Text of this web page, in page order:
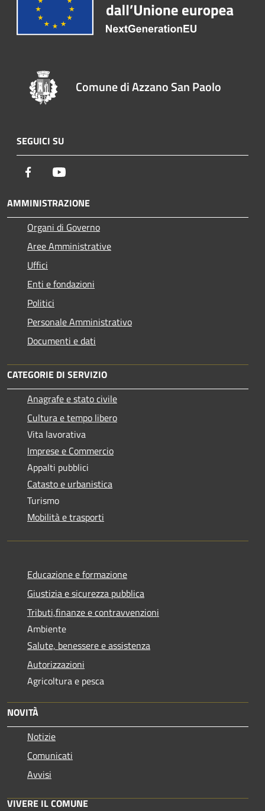
Comune di Azzano San Paolo
SEGUICI SU
Facebook
AMMINISTRAZIONE
Organi di Governo
Aree Amministrative
Uffici
Enti e fondazioni
Politici
Personale Amministrativo
Documenti e dati
CATEGORIE DI SERVIZIO
Anagrafe e stato civile
Cultura e tempo libero
Vita lavorativa
Imprese e Commercio
Appalti pubblici
Catasto e urbanistica
Turismo
Mobilità e trasporti
Educazione e formazione
Giustizia e sicurezza pubblica
Tributi,finanze e contravvenzioni
Ambiente
Salute, benessere e assistenza
Autorizzazioni
Agricoltura e pesca
NOVITÀ
Notizie
Comunicati
Avvisi
VIVERE IL COMUNE